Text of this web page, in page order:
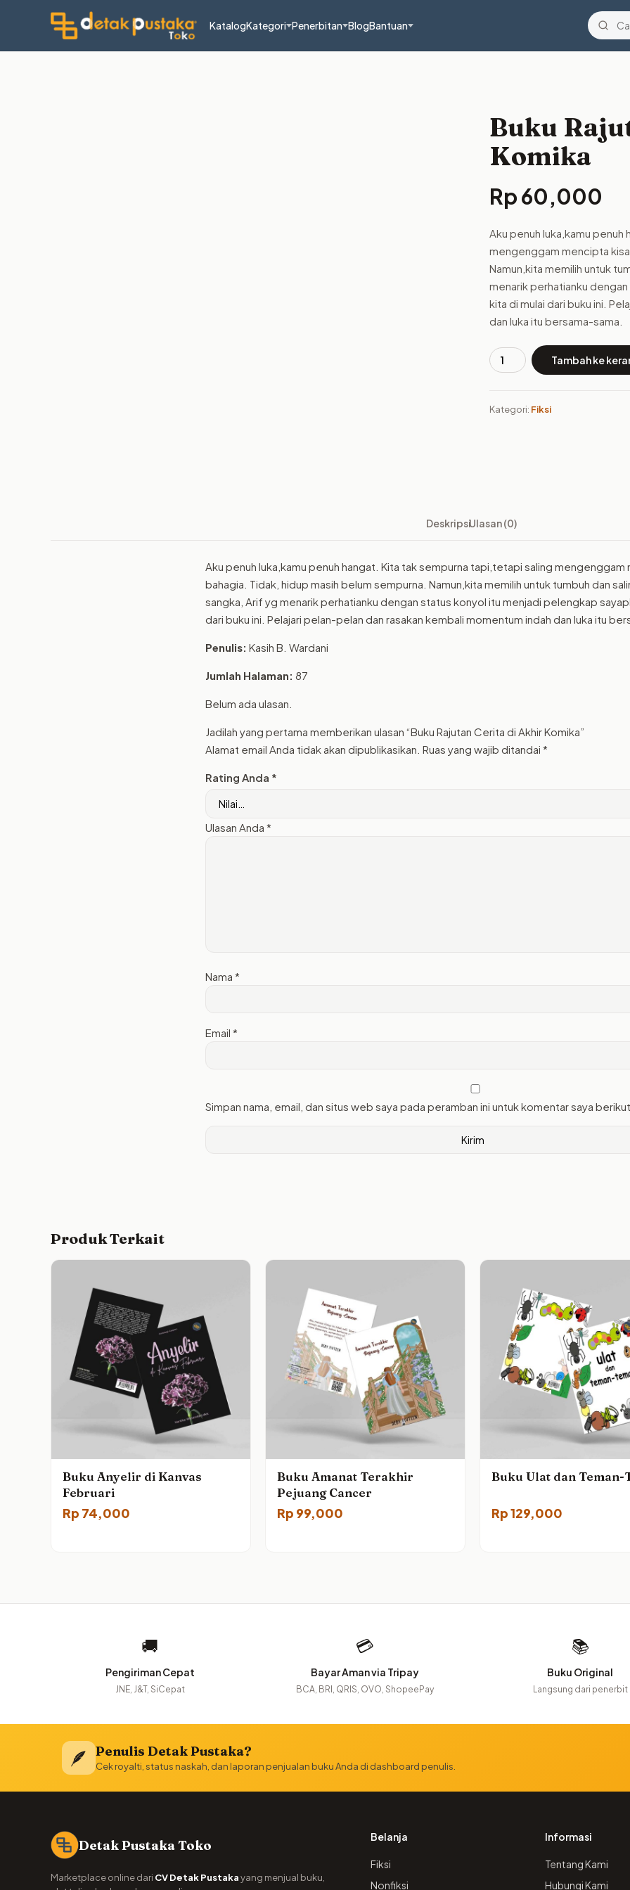
KatalogKategori Penerbitan BlogBantuan
Buku
Komika
Rp60,000
Aku penuh luka,kamu
mengenggam mencipta
Namun,kita memilih untuk
menarik perhatianku
kita di mulai dari buku ini.
dan luka itu bersama-sama.
Kuantitas
Cerita
Tambah ke
Kategori: Fiksi
DeskripsiUlasan (0)
Aku penuh luka,kamu penuh hangat. Kita tak sempurna tapi,tetapi saling mengenggam
bahagia. Tidak, hidup masih belum sempurna. Namun,kita memilih untuk tumbuh dan
sangka, Arif yg menarik perhatianku dengan status konyol itu menjadi pelengkap
dari buku ini. Pelajari pelan-pelan dan rasakan kembali momentum indah dan luka itu
Penulis: Kasih B. Wardani
Jumlah Halaman: 87
Belum ada ulasan.
Jadilah yang pertama memberikan ulasan “Buku Rajutan Cerita di Akhir Komika”
Alamat email Anda tidak akan dipublikasikan. Ruas yang wajib ditandai *
Rating Anda *
Ulasan Anda *
Nama *
Email *
Simpan nama, email, dan situs web saya pada peramban ini untuk komentar saya
Produk Terkait
Buku Anyelir di Kanvas
Februari
Rp 74,000
Buku Amanat Terakhir
Pejuang Cancer
Rp 99,000
Buku Ulat dan Teman-
Rp129,000
🚚
Pengiriman Cepat
JNE, J&T, SiCepat
💳
Bayar Aman via Tripay
BCA, BRI, QRIS, OVO, ShopeePay
📚
Buku Original
Langsung dari penerbit
🪶 Penulis Detak Pustaka?
Cek royalti, status naskah, dan laporan penjualan buku Anda di dashboard penulis.
Detak Pustaka Toko
Marketplace online dari CV Detak Pustakayang menjual buku,
Belanja
Fiksi
Nonfiksi
Informasi
Tentang Kami
Hubungi Kami